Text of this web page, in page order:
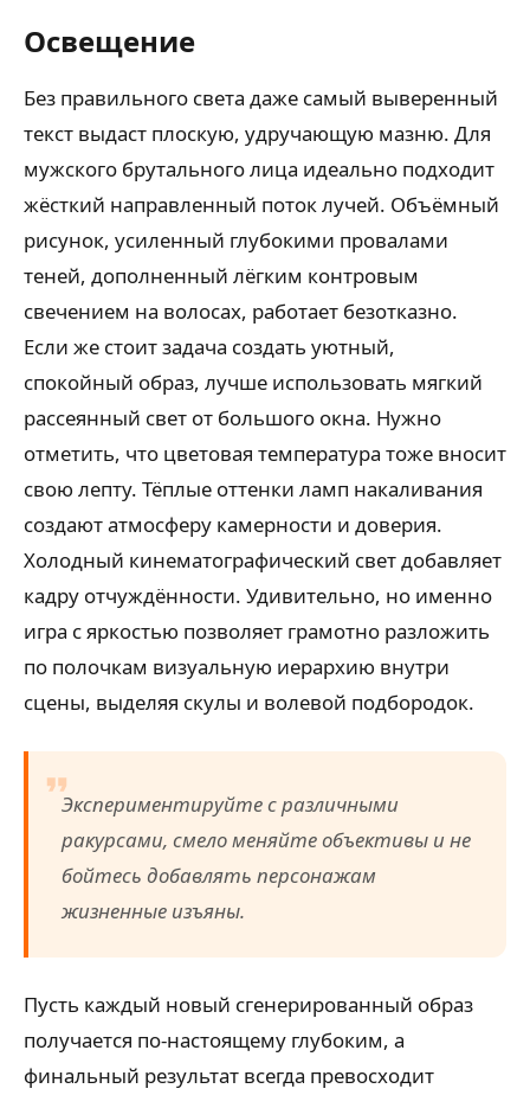
Освещение
Без правильного света даже самый выверенный
текст выдаст плоскую, удручающую мазню. Для
мужского брутального лица идеально подходит
жёсткий направленный поток лучей. Объёмный
рисунок, усиленный глубокими провалами
теней, дополненный лёгким контровым
свечением на волосах, работает безотказно.
Если же стоит задача создать уютный,
спокойный образ, лучше использовать мягкий
рассеянный свет от большого окна. Нужно
отметить, что цветовая температура тоже вносит
свою лепту. Тёплые оттенки ламп накаливания
создают атмосферу камерности и доверия.
Холодный кинематографический свет добавляет
кадру отчуждённости. Удивительно, но именно
игра с яркостью позволяет грамотно разложить
по полочкам визуальную иерархию внутри
сцены, выделяя скулы и волевой подбородок.
Экспериментируйте с различными
ракурсами, смело меняйте объективы и не
бойтесь добавлять персонажам
жизненные изъяны.
Пусть каждый новый сгенерированный образ
получается по-настоящему глубоким, а
финальный результат всегда превосходит